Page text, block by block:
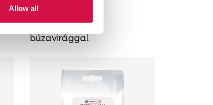
Allow allEye Care
Szemápoló krém
búzavirággal